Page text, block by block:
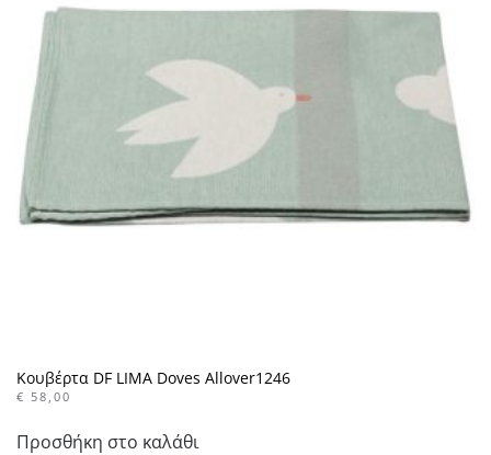
Κουβέρτα DF LIMA Doves Allover1246
€ 58,00
Προσθήκη στο καλάθι